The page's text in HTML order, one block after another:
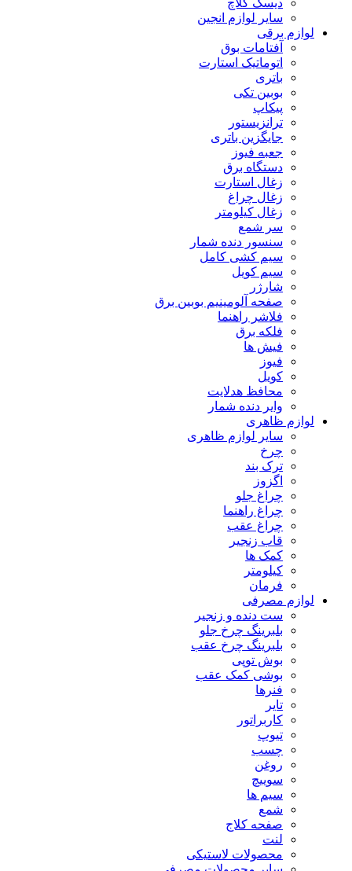
سایر لوازم انجین
لوازم برقی
آفتامات بوق
اتوماتیک استارت
باتری
بوبین تکی
پیکاپ
ترانزیستور
جایگزین باتری
جعبه فیوز
دستگاه برق
زغال استارت
زغال چراغ
زغال کیلومتر
سر شمع
سنسور دنده شمار
سیم کشی کامل
سیم کویل
شارژر
صفحه آلومینیم بوبین برق
فلاشر راهنما
فلکه برق
فیش ها
فیوز
کویل
محافظ هدلایت
وایر دنده شمار
لوازم ظاهری
سایر لوازم ظاهری
چرخ
ترک بند
اگزوز
چراغ جلو
چراغ راهنما
چراغ عقب
قاب زنجیر
کمک ها
کیلومتر
فرمان
لوازم مصرفی
ست دنده و زنجیر
بلبرینگ چرخ جلو
بلبرینگ چرخ عقب
بوش توپی
بوشی کمک عقب
فنرها
تایر
کاربراتور
تیوپ
چسب
روغن
سوییچ
سیم ها
شمع
صفحه کلاج
لنت
محصولات لاستیکی